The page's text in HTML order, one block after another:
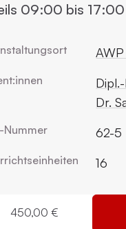
09:00 bis
Dr.
Nummer 62-5
16
450,00 €